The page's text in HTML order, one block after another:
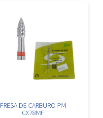
FRESA DE CARBURO PM
CX78MF